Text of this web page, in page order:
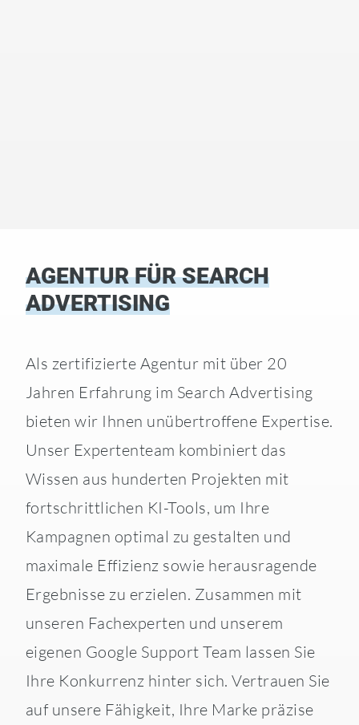
AGENTUR FÜR SEARCH
ADVERTISING
Als zertifizierte Agentur mit über 20
Jahren Erfahrung im Search Advertising
bieten wir Ihnen unübertroffene Expertise.
Unser Expertenteam kombiniert das
Wissen aus hunderten Projekten mit
fortschrittlichen KI-Tools, um Ihre
Kampagnen optimal zu gestalten und
maximale Effizienz sowie herausragende
Ergebnisse zu erzielen. Zusammen mit
unseren Fachexperten und unserem
eigenen Google Support Team lassen Sie
Ihre Konkurrenz hinter sich. Vertrauen Sie
auf unsere Fähigkeit, Ihre Marke präzise